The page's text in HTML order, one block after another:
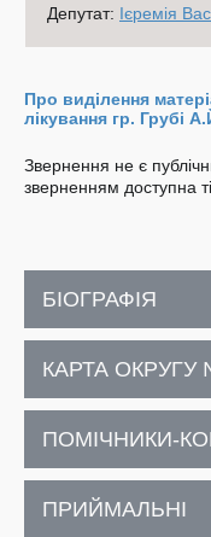
Депутат: Ієремія
Про виділення
лікування гр. Грубі
Звернення не є
зверненням доступна
БІОГРАФІЯ
КАРТА ОКРУГУ
ПОМІЧНИКИ-
ПРИЙМАЛЬНІ